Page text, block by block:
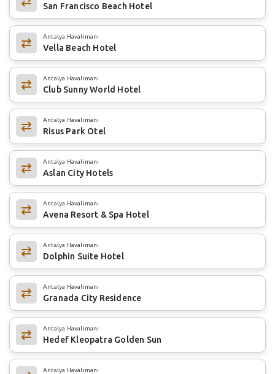
San Francisco Beach Hotel
Antalya Havalimanı
Vella Beach Hotel
Antalya Havalimanı
Club Sunny World Hotel
Antalya Havalimanı
Risus Park Otel
Antalya Havalimanı
Aslan City Hotels
Antalya Havalimanı
Avena Resort & Spa Hotel
Antalya Havalimanı
Dolphin Suite Hotel
Antalya Havalimanı
Granada City Residence
Antalya Havalimanı
Hedef Kleopatra Golden Sun
Antalya Havalimanı